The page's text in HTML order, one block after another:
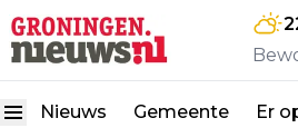
Nieuws Gemeente Er